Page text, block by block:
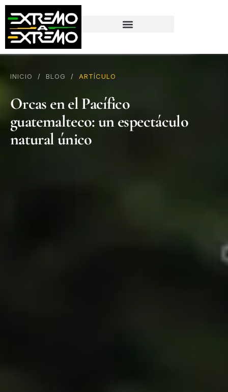
contenido
INICIO / BLOG / ARTÍCULO
Orcas en el Pacífico
guatemalteco: un espectáculo
natural único